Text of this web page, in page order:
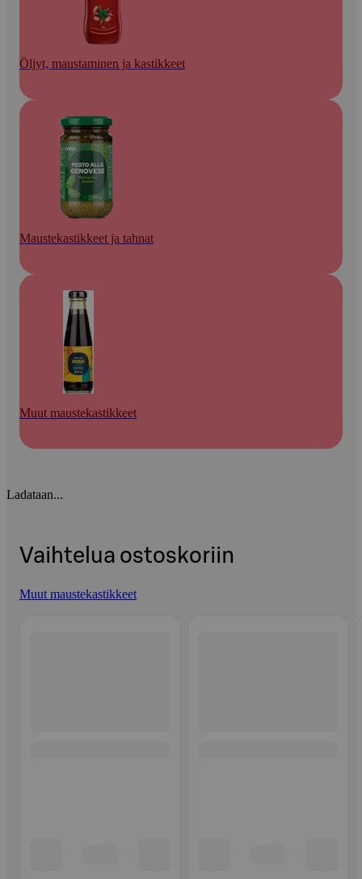
Öljyt, maustaminen ja kastikkeet
Maustekastikkeet ja tahnat
Muut maustekastikkeet
Ladataan...
Vaihtelua ostoskoriin
Muut maustekastikkeet